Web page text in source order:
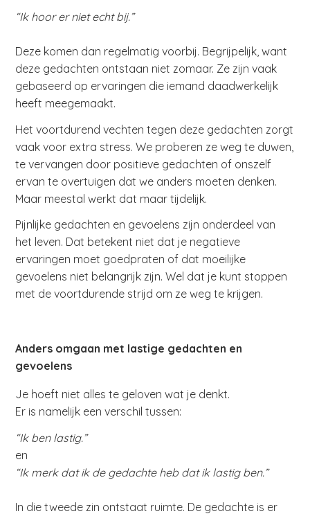
“Ik hoor er niet echt bij.”
Deze komen dan regelmatig voorbij. Begrijpelijk, want
deze gedachten ontstaan niet zomaar. Ze zijn vaak
gebaseerd op ervaringen die iemand daadwerkelijk
heeft meegemaakt.
Het voortdurend vechten tegen deze gedachten zorgt
vaak voor extra stress. We proberen ze weg te duwen,
te vervangen door positieve gedachten of onszelf
ervan te overtuigen dat we anders moeten denken.
Maar meestal werkt dat maar tijdelijk.
Pijnlijke gedachten en gevoelens zijn onderdeel van
het leven. Dat betekent niet dat je negatieve
ervaringen moet goedpraten of dat moeilijke
gevoelens niet belangrijk zijn. Wel dat je kunt stoppen
met de voortdurende strijd om ze weg te krijgen.
Anders omgaan met lastige gedachten en
gevoelens
Je hoeft niet alles te geloven wat je denkt.
Er is namelijk een verschil tussen:
“Ik ben lastig.”
en
“Ik merk dat ik de gedachte heb dat ik lastig ben.”
In die tweede zin ontstaat ruimte. De gedachte is er